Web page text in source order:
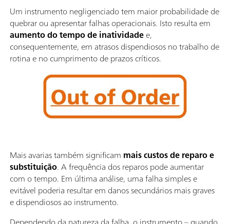
Um instrumento negligenciado tem maior probabilidade de
quebrar ou apresentar falhas operacionais. Isto resulta em
aumento do tempo de inatividadee,
consequentemente, em atrasos dispendiosos no trabalho de
rotina e no cumprimento de prazos críticos.
Mais avarias também significam mais custos de reparo e
substituição. A frequência dos reparos pode aumentar
com o tempo. Em última análise, uma falha simples e
evitável poderia resultar em danos secundários mais graves
e dispendiosos ao instrumento.